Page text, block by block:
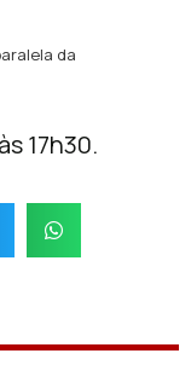
da
17h30.